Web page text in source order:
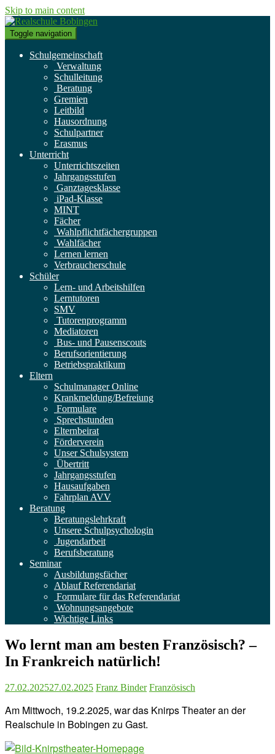
Skip to main content
Toggle navigation
Schulgemeinschaft
Verwaltung
Schulleitung
Beratung
Gremien
Leitbild
Hausordnung
Schulpartner
Erasmus
Unterricht
Unterrichtszeiten
Jahrgangsstufen
Ganztagesklasse
iPad-Klasse
MINT
Fächer
Wahlpflichtfächergruppen
Wahlfächer
Lernen lernen
Verbraucherschule
Schüler
Lern- und Arbeitshilfen
Lerntutoren
SMV
Tutorenprogramm
Mediatoren
Bus- und Pausenscouts
Berufsorientierung
Betriebspraktikum
Eltern
Schulmanager Online
Krankmeldung/Befreiung
Formulare
Sprechstunden
Elternbeirat
Förderverein
Unser Schulsystem
Übertritt
Jahrgangsstufen
Hausaufgaben
Fahrplan AVV
Beratung
Beratungslehrkraft
Unsere Schulpsychologin
Jugendarbeit
Berufsberatung
Seminar
Ausbildungsfächer
Ablauf Referendariat
Formulare für das Referendariat
Wohnungsangebote
Wichtige Links
Wo lernt man am besten Französisch? –
In Frankreich natürlich!
27.02.202527.02.2025 Franz Binder Französisch
Am Mittwoch, 19.2.2025, war das Knirps Theater an der
Realschule in Bobingen zu Gast.